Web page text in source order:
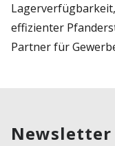
effizienter
Partner für